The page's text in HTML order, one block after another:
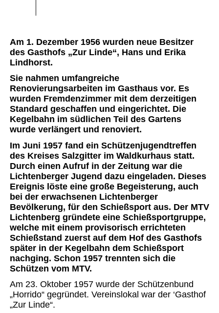
Am 1. Dezember 1956 wurden neue Besitzer
des Gasthofs „Zur Linde“, Hans und Erika
Lindhorst.
Sie nahmen umfangreiche
Renovierungsarbeiten im Gasthaus vor. Es
wurden Fremdenzimmer mit dem derzeitigen
Standard geschaffen und eingerichtet. Die
Kegelbahn im südlichen Teil des Gartens
wurde verlängert und renoviert.
Im Juni 1957 fand ein Schützenjugendtreffen
des Kreises Salzgitter im Waldkurhaus statt.
Durch einen Aufruf in der Zeitung war die
Lichtenberger Jugend dazu eingeladen. Dieses
Ereignis löste eine große Begeisterung, auch
bei der erwachsenen Lichtenberger
Bevölkerung, für den Schießsport aus. Der MTV
Lichtenberg gründete eine Schießsportgruppe,
welche mit einem provisorisch errichteten
Schießstand zuerst auf dem Hof des Gasthofs
später in der Kegelbahn dem Schießsport
nachging. Schon 1957 trennten sich die
Schützen vom MTV.
Am 23. Oktober 1957 wurde der Schützenbund
„Horrido“ gegründet. Vereinslokal war der ‘Gasthof
„Zur Linde“.